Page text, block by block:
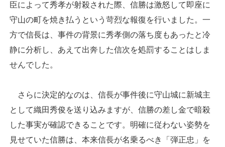
臣によって秀孝が射殺された際、信勝は激怒して即座に
守山の町を焼き払うという苛烈な報復を行いました。一
方で信長は、事件の背景に秀孝側の落ち度もあったと冷
静に分析し、あえて出奔した信次を処罰することはしま
せんでした。
さらに決定的なのは、信長が事件後に守山城に新城主
として織田秀俊を送り込みますが、信勝の差し金で暗殺
した事実が確認できることです。明確に従わない姿勢を
見せていた信勝は、本来信長が名乗るべき「弾正忠」を